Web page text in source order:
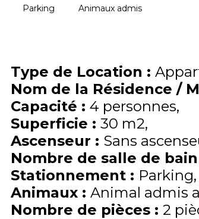
Parking Animaux admis
Type de Location :
Nom de la Résidence /
Capacité : 4 personnes
Superficie : 30 m2
Ascenseur : Sans
Nombre de salle de
Stationnement : Parking
Animaux : Animal admis
Nombre de pièces : 2